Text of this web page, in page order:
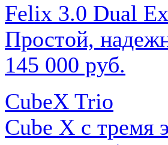
Felix 3.0 Dual
Простой,
145 000 руб.
CubeX Trio
Cube X c тремя